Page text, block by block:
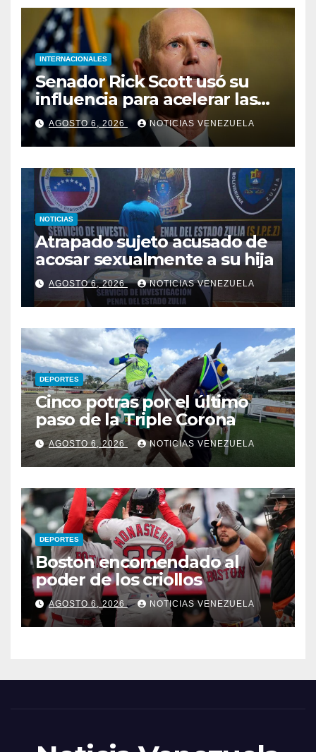
INTERNACIONALES
Senador Rick Scott usó su
influencia para acelerar las
elecciones en Venezuela
AGOSTO 6, 2026 NOTICIAS VENEZUELA
NOTICIAS
Atrapado sujeto acusado de
acosar sexualmente a su hija
AGOSTO 6, 2026 NOTICIAS VENEZUELA
DEPORTES
Cinco potras por el último
paso de la Triple Corona
AGOSTO 6, 2026 NOTICIAS VENEZUELA
DEPORTES
Boston encomendado al
poder de los criollos
AGOSTO 6, 2026 NOTICIAS VENEZUELA